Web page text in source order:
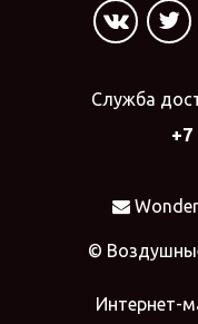
Служба
+7
©
Интернет-